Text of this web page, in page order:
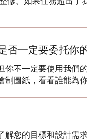
否一定要委托你
你不一定要使用我們
圖紙，看看誰能為
您的目標和設計需